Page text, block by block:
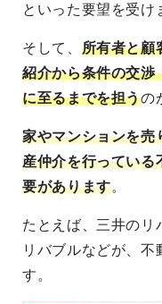
といった要望を受け
そして、 所有者と顧
紹介から条件の交渉
に至るまでを担うの
家やマンションを売
産仲介を行っている
要があります。
たとえば、三井のリ
リバブルなどが、
す。